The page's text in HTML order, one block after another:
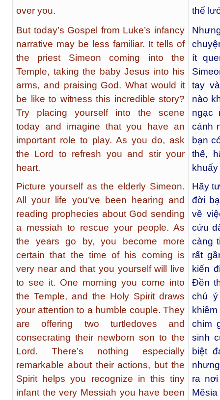
over you.
But today’s Gospel from Luke’s infancy
narrative may be less familiar. It tells of
the priest Simeon coming into the
Temple, taking the baby Jesus into his
arms, and praising God. What would it
be like to witness this incredible story?
Try placing yourself into the scene
today and imagine that you have an
important role to play. As you do, ask
the Lord to refresh you and stir your
heart.
Picture yourself as the elderly Simeon.
All your life you’ve been hearing and
reading prophecies about God sending
a messiah to rescue your people. As
the years go by, you become more
certain that the time of his coming is
very near and that you yourself will live
to see it. One morning you come into
the Temple, and the Holy Spirit draws
your attention to a humble couple. They
are offering two turtledoves and
consecrating their newborn son to the
Lord. There’s nothing especially
remarkable about their actions, but the
Spirit helps you recognize in this tiny
infant the very Messiah you have been
thể
ít
tay
nào
ngạc
cảnh
bạn
thế,
Hãy
đời
về
cứu
càng
rất
kiến
Đền
chú
chim
sinh
biệt
ra